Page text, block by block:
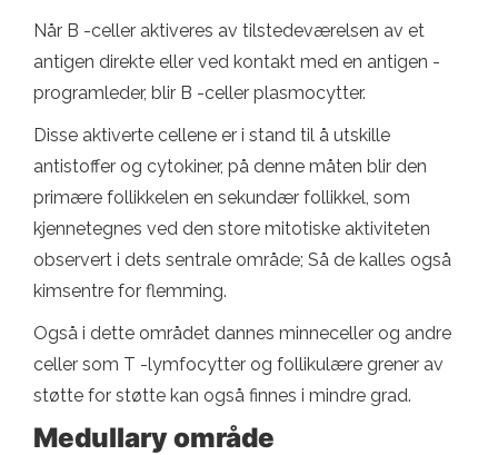
Når B -celler aktiveres av tilstedeværelsen av et
antigen direkte eller ved kontakt med en antigen -
programleder, blir B -celler plasmocytter.
Disse aktiverte cellene er i stand til å utskille
antistoffer og cytokiner, på denne måten blir den
primære follikkelen en sekundær follikkel, som
kjennetegnes ved den store mitotiske aktiviteten
observert i dets sentrale område; Så de kalles også
kimsentre for flemming.
Også i dette området dannes minneceller og andre
celler som T -lymfocytter og follikulære grener av
støtte for støtte kan også finnes i mindre grad.
Medullary område